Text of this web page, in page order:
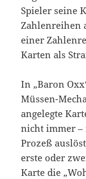
Spieler seine
Zahlenreihen
einer
Karten als
In „Baron
Müssen-
angelegte
nicht immer –
Prozeß
erste oder
Karte die